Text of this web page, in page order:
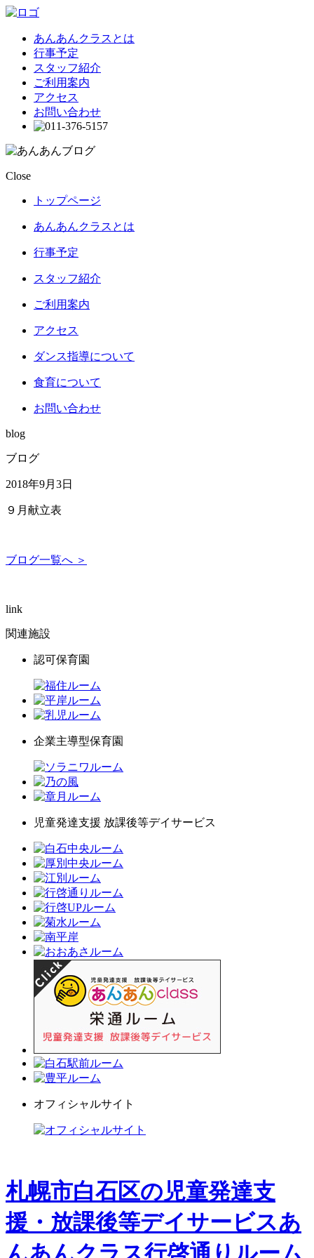
あんあんクラスとは
行事予定
スタッフ紹介
ご利用案内
アクセス
お問い合わせ
Close
トップページ
あんあんクラスとは
行事予定
スタッフ紹介
ご利用案内
アクセス
ダンス指導について
食育について
お問い合わせ
blog
ブログ
2018年9月3日
９月献立表
ブログ一覧へ ＞
link
関連施設
認可保育園
企業主導型保育園
児童発達支援 放課後等デイサービス
オフィシャルサイト
札幌市白石区の児童発達支
援・放課後等デイサービスあ